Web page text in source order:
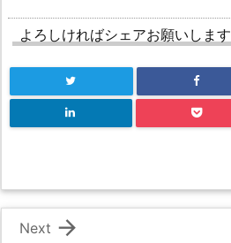
よろしければシェアお願いします

Next